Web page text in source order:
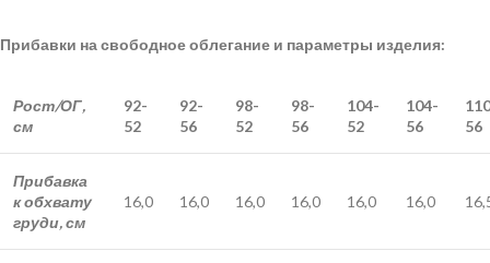
Прибавки на свободное облегание и параметры изделия:
Рост/ОГ,
см
92-
52
92-
56
98-
52
98-
56
104-
52
104-
56
56
Прибавка
к обхвату
груди, см
16,0 16,0 16,0 16,0 16,0 16,0